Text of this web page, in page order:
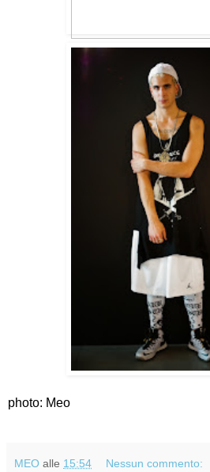
photo: Meo
MEO alle 15:54 Nessun commento: